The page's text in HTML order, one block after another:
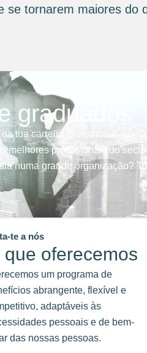
se tornarem maiores do
graduados
tua carreira profissional, numa
melhores profissionais do
numa grande organização?
te a nós
que oferecemos
um programa de
abrangente, flexível e
adaptáveis às
pessoais e de bem-
das nossas pessoas.